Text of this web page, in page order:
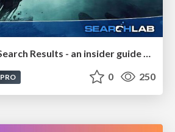
Dominate Local Search Results - an insider guide to GBP, reviews, and Local SEO
PRO 0 250